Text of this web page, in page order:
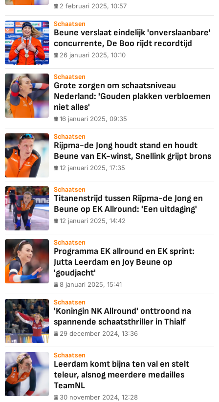
2 februari 2025, 10:57
Schaatsen
Beune verslaat eindelijk 'onverslaanbare'
concurrente, De Boo rijdt recordtijd
26 januari 2025, 10:10
Schaatsen
Grote zorgen om schaatsniveau
Nederland: 'Gouden plakken verbloemen
niet alles'
16 januari 2025, 09:35
Schaatsen
Rijpma-de Jong houdt stand en houdt
Beune van EK-winst, Snellink grijpt brons
12 januari 2025, 17:35
Schaatsen
Titanenstrijd tussen Rijpma-de Jong en
Beune op EK Allround: 'Een uitdaging'
12 januari 2025, 14:42
Schaatsen
Programma EK allround en EK sprint:
Jutta Leerdam en Joy Beune op
'goudjacht'
8 januari 2025, 15:41
Schaatsen
'Koningin NK Allround' onttroond na
spannende schaatsthriller in Thialf
29 december 2024, 13:36
Schaatsen
Leerdam komt bijna ten val en stelt
teleur, alsnog meerdere medailles
TeamNL
30 november 2024, 12:28